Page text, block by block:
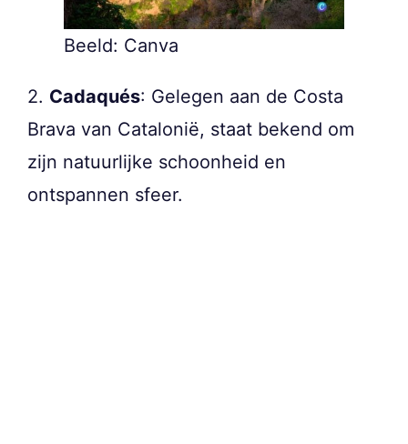
Beeld: Canva
2. Cadaqués: Gelegen aan de Costa
Brava van Catalonië, staat bekend om
zijn natuurlijke schoonheid en
ontspannen sfeer.